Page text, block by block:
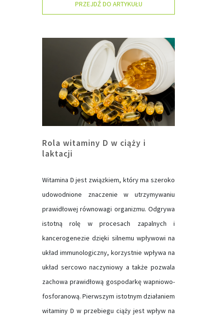
PRZEJDŹ DO ARTYKUŁU
Rola witaminy D w ciąży i
laktacji
Witamina D jest związkiem, który ma szeroko
udowodnione znaczenie w utrzymywaniu
prawidłowej równowagi organizmu. Odgrywa
istotną rolę w procesach zapalnych i
kancerogenezie dzięki silnemu wpływowi na
układ immunologiczny, korzystnie wpływa na
układ sercowo naczyniowy a także pozwala
zachowa prawidłową gospodarkę wapniowo-
fosforanową. Pierwszym istotnym działaniem
witaminy D w przebiegu ciąży jest wpływ na